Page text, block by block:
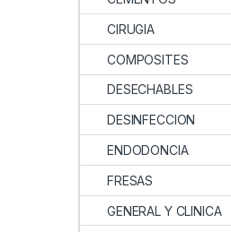
CIRUGIA
COMPOSITES
DESECHABLES
DESINFECCION
ENDODONCIA
FRESAS
GENERAL Y CLINICA